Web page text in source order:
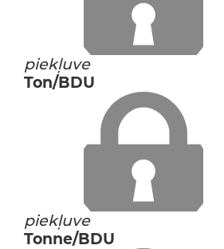
piekļuve
Ton/BDU
piekļuve
Tonne/BDU